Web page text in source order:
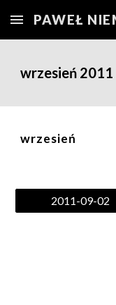
Skip to main content
PAWEŁ
wrzesień 2011
wrzesień
2011-09-02